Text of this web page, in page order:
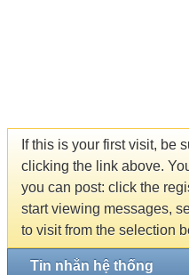
If this is your first visit, be
clicking the link above.
you can post: click the
start viewing messages,
to visit from the selection
Tin nhắn hệ thống